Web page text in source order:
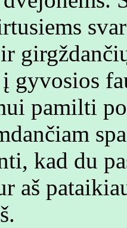
gyvosios
pamilti
kad du
aš